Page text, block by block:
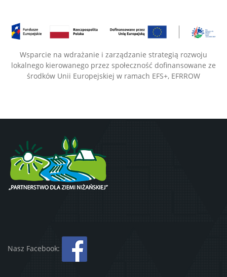
Wsparcie na wdrażanie i zarządzanie strategią rozwoju
lokalnego kierowanego przez społeczność dofinansowane ze
środków Unii Europejskiej w ramach EFS+, EFRROW
Nasz Facebook: